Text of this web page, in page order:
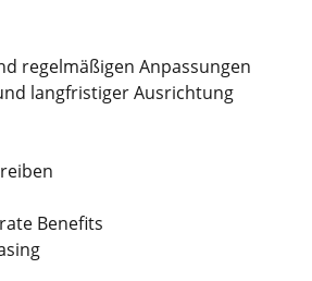
regel­mäßigen Anpassungen
lang­fristiger Ausrichtung
Benefits